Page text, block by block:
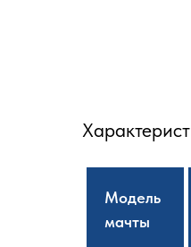
Модель
мачты